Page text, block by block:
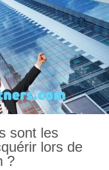
sont les
lors de
?